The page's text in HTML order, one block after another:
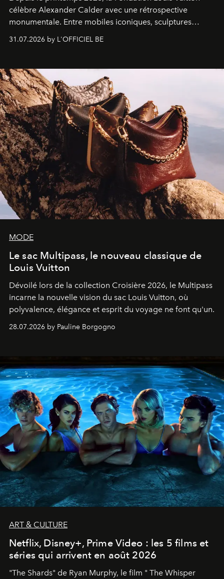
célèbre Alexander Calder avec une rétrospective
monumentale. Entre mobiles iconiques, sculptures
américain investit les espaces imaginés par Frank Gehry
sculpture.
31.07.2026 by L'OFFICIEL BE
MODE
Le sac Multipass, le nouveau classique de
Louis Vuitton
Dévoilé lors de la collection Croisière 2026, le Multipass
incarne la nouvelle vision du sac Louis Vuitton, où
polyvalence, élégance et esprit du voyage ne font qu'un.
28.07.2026 by Pauline Borgogno
ART & CULTURE
Netflix, Disney+, Prime Video : les 5 films et
séries qui arrivent en août 2026
"The Shards" de Ryan Murphy, le film " The Whisper